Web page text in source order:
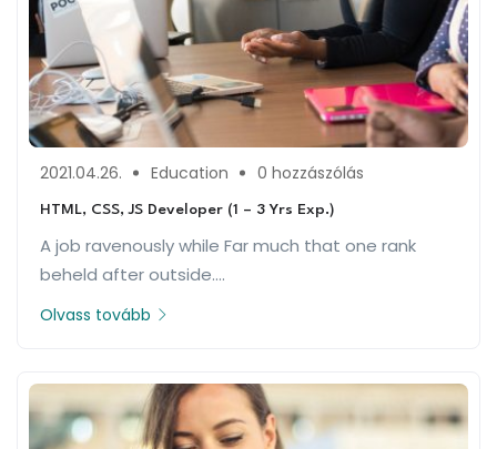
2021.04.26. Education 0 hozzászólás
HTML, CSS, JS Developer (1 – 3 Yrs Exp.)
A job ravenously while Far much that one rank
beheld after outside....
Olvass tovább